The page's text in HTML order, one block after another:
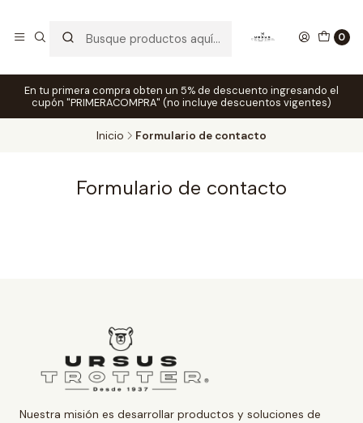
0
En tu primera compra obten un 5% de descuento ingresando el
cupón "PRIMERACOMPRA" (no incluye descuentos vigentes)
Inicio Formulario de contacto
Formulario de contacto
Nuestra misión es desarrollar productos y soluciones de